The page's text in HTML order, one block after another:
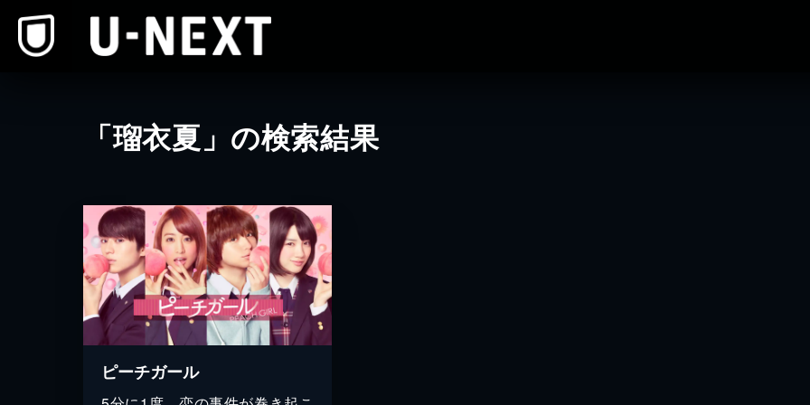
「瑠衣夏」の検索結果
ピーチガール